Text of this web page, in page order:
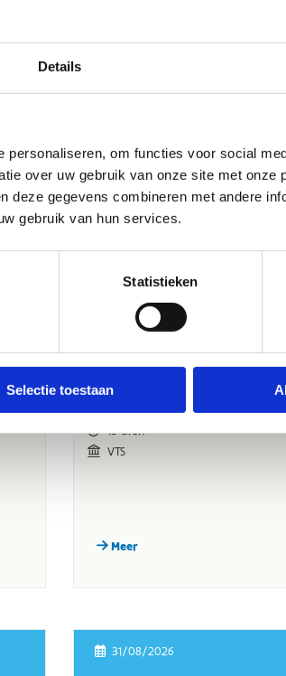
Details
om functies voor social
over uw gebruik van onze site met onze
deze gegevens combineren met andere
gebruik van hun services.
Statistieken
Selectie toestaan